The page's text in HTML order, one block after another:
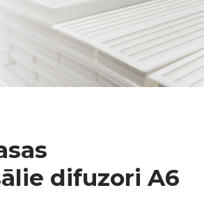
difuzori A6